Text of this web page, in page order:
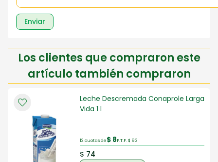
Enviar
Los clientes que compraron este
artículo también compraron
Leche Descremada Conaprole Larga
Vida 1 l
12 cuotas de$ 8P.T.F. $ 93
$ 74